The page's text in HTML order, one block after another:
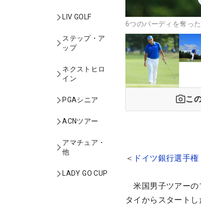
LIV GOLF
ステップ・ア
ップ
ネクストヒロ
イン
PGAシニア
ACNツアー
アマチュア・
他
LADY GO CUP
6つのバーディを奪っ
こ
＜ ドイツ銀行選手権
米国男子ツアーの
タイからスタートし